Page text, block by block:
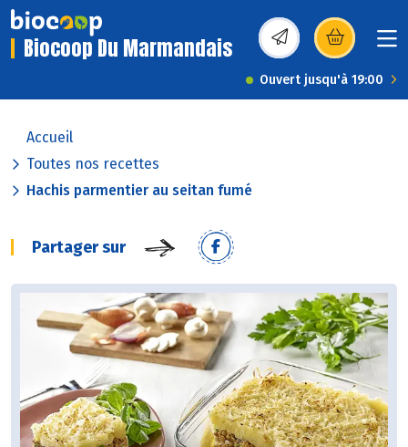
Biocoop Du Marmandais (s’ouvre dans une
Ouvert jusqu'à 19:00
Accueil
Toutes nos recettes
Hachis parmentier au seitan fumé
Partager sur